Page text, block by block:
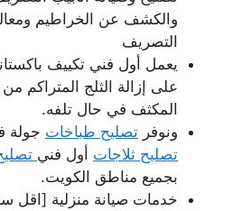
والكشف عن الخراطيم
التصريف
يعمل أول فني تكييف
على إزالة الثلج المتراكم
المكثف في حال تلفه.
ونوفر تصليح طباخات جولة
تصليح ثلاجات أول فني
بجميع مناطق الكويت.
خدمات صيانة منزلية [اقل